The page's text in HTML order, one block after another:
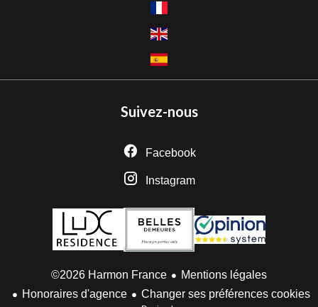
Suivez-nous
Facebook
Instagram
©2026 Harmon France
Mentions légales
Honoraires d'agence
Changer ses préférences cookies